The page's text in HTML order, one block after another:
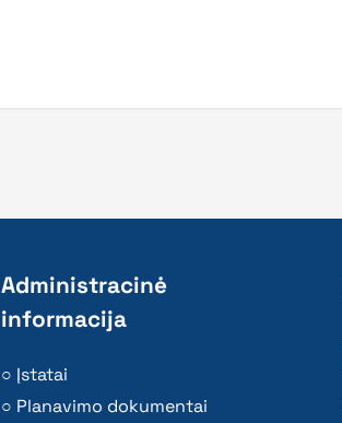
Administracinė
informacija
Įstatai
Planavimo dokumentai